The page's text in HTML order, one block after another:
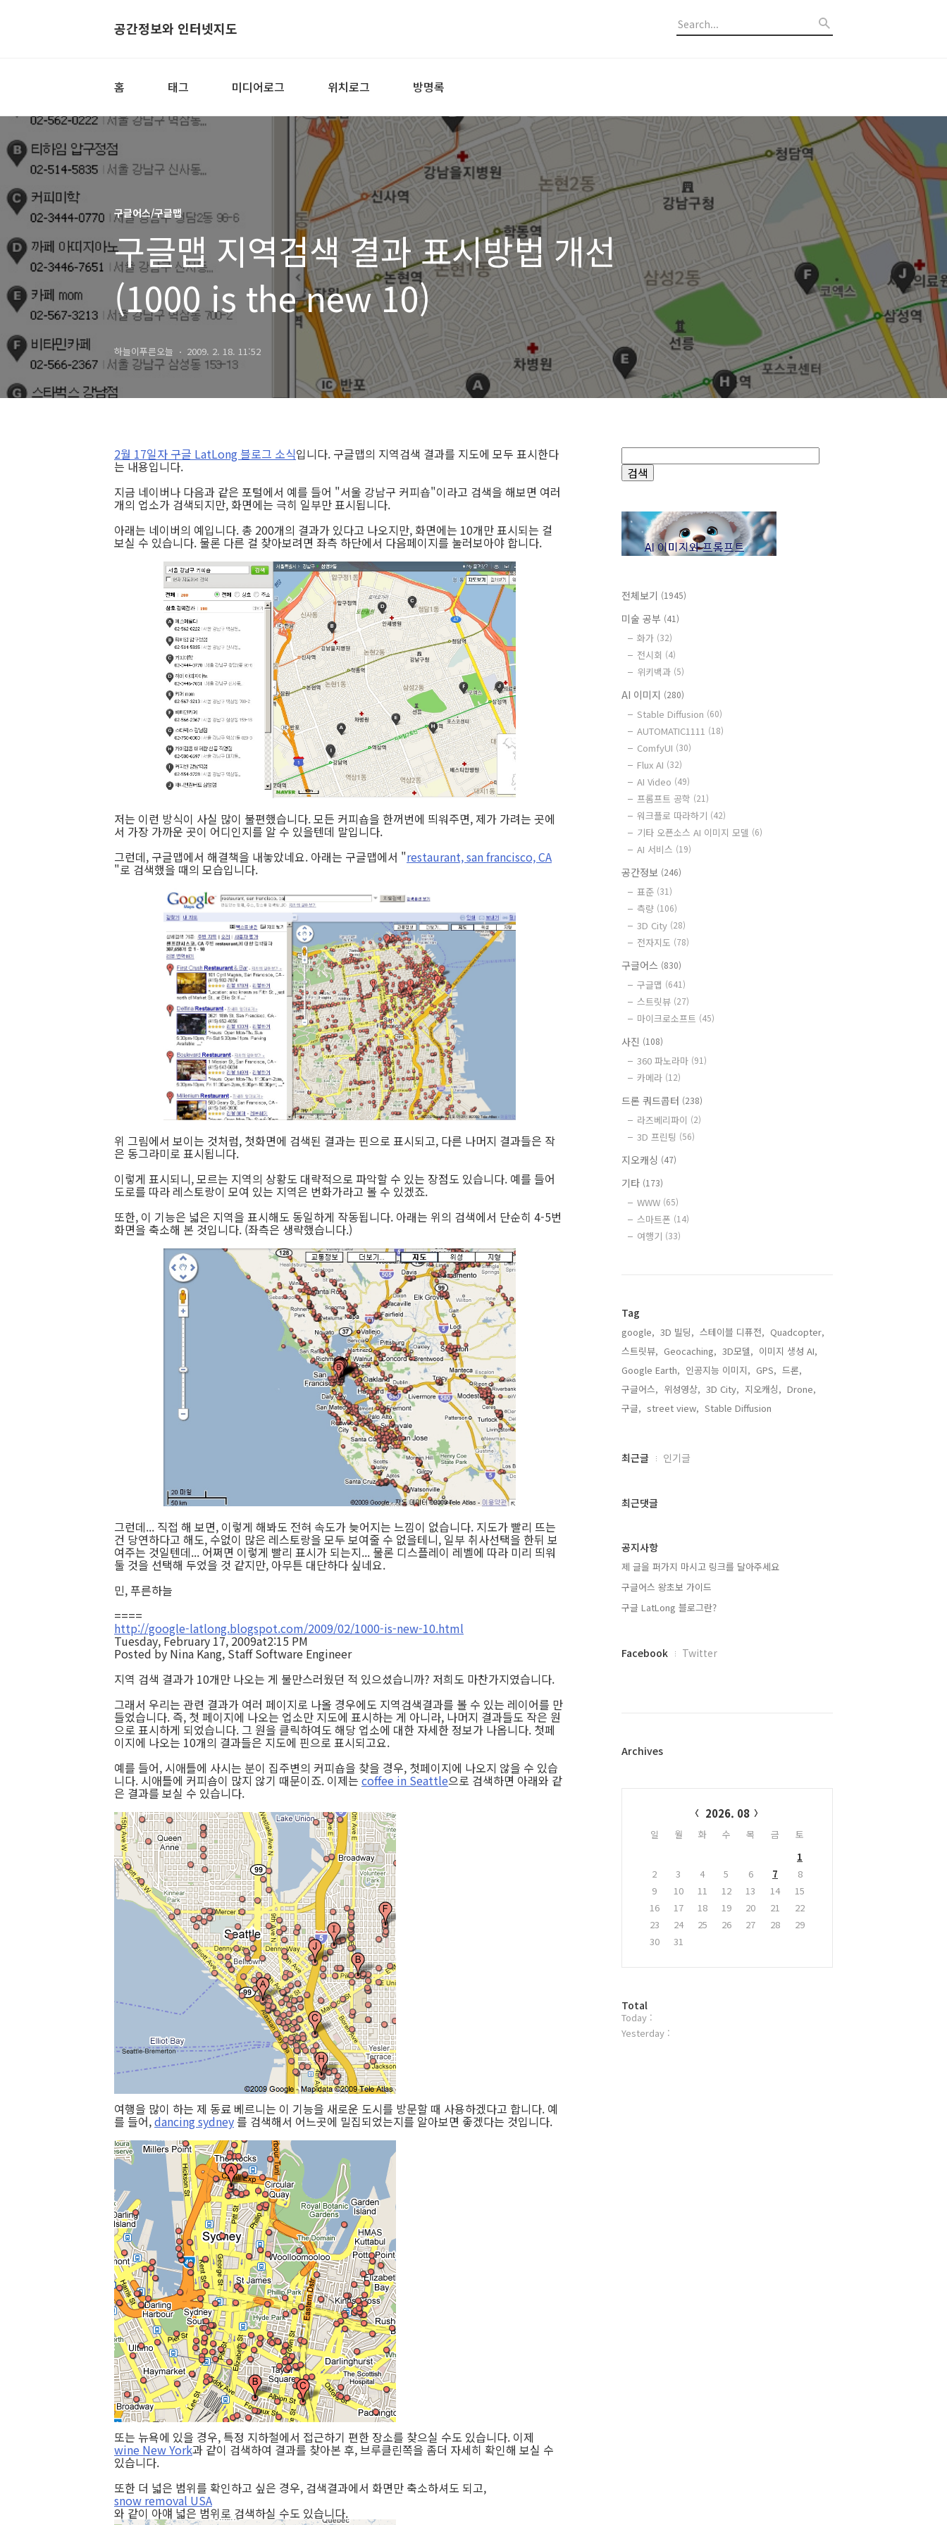
공간정보와 인터넷지도
홈 태그 미디어로그 위치로그 방명록
구글어스/구글맵
구글맵 지역검색 결과 표시방법 개선
(1000 is the new 10)
하늘이푸른오늘 2009. 2. 18. 11:52
2월 17일자 구글 LatLong 블로그 소식입니다. 구글맵의 지역검색 결과를 지도에 모두 표시한다
는 내용입니다.
지금 네이버나 다음과 같은 포털에서 예를 들어 "서울 강남구 커피숍"이라고 검색을 해보면 여러
개의 업소가 검색되지만, 화면에는 극히 일부만 표시됩니다.
아래는 네이버의 예입니다. 총 200개의 결과가 있다고 나오지만, 화면에는 10개만 표시되는 걸
보실 수 있습니다. 물론 다른 걸 찾아보려면 좌측 하단에서 다음페이지를 눌러보아야 합니다.
저는 이런 방식이 사실 많이 불편했습니다. 모든 커피숍을 한꺼번에 띄워주면, 제가 가려는 곳에
서 가장 가까운 곳이 어디인지를 알 수 있을텐데 말입니다.
그런데, 구글맵에서 해결책을 내놓았네요. 아래는 구글맵에서 "restaurant, san francisco, CA
"로 검색했을 때의 모습입니다.
위 그림에서 보이는 것처럼, 첫화면에 검색된 결과는 핀으로 표시되고, 다른 나머지 결과들은 작
은 동그라미로 표시됩니다.
이렇게 표시되니, 모르는 지역의 상황도 대략적으로 파악할 수 있는 장점도 있습니다. 예를 들어
도로를 따라 레스토랑이 모여 있는 지역은 번화가라고 볼 수 있겠죠.
또한, 이 기능은 넓은 지역을 표시해도 동일하게 작동됩니다. 아래는 위의 검색에서 단순히 4-5번
화면을 축소해 본 것입니다. (좌측은 생략했습니다.)
그런데... 직접 해 보면, 이렇게 해봐도 전혀 속도가 늦어지는 느낌이 없습니다. 지도가 빨리 뜨는
건 당연하다고 해도, 수없이 많은 레스토랑을 모두 보여줄 수 없을테니, 일부 취사선택을 한뒤 보
여주는 것일텐데... 어쩌면 이렇게 빨리 표시가 되는지... 물론 디스플레이 레벨에 따라 미리 띄워
둘 것을 선택해 두었을 것 같지만, 아무튼 대단하다 싶네요.
민, 푸른하늘
====
http://google-latlong.blogspot.com/2009/02/1000-is-new-10.html
Tuesday, February 17, 2009at2:15 PM
Posted by Nina Kang, Staff Software Engineer
지역 검색 결과가 10개만 나오는 게 불만스러웠던 적 있으셨습니까? 저희도 마찬가지였습니다.
그래서 우리는 관련 결과가 여러 페이지로 나올 경우에도 지역검색결과를 볼 수 있는 레이어를 만
들었습니다. 즉, 첫 페이지에 나오는 업소만 지도에 표시하는 게 아니라, 나머지 결과들도 작은 원
으로 표시하게 되었습니다. 그 원을 클릭하여도 해당 업소에 대한 자세한 정보가 나옵니다. 첫페
이지에 나오는 10개의 결과들은 지도에 핀으로 표시되고요.
예를 들어, 시애틀에 사시는 분이 집주변의 커피숍을 찾을 경우, 첫페이지에 나오지 않을 수 있습
니다. 시애틀에 커피숍이 많지 않기 때문이죠. 이제는 coffee in Seattle으로 검색하면 아래와 같
은 결과를 보실 수 있습니다.
여행을 많이 하는 제 동료 베르니는 이 기능을 새로운 도시를 방문할 때 사용하겠다고 합니다. 예
를 들어,dancing sydney를 검색해서 어느곳에 밀집되었는지를 알아보면 좋겠다는 것입니다.
또는 뉴욕에 있을 경우, 특정 지하철에서 접근하기 편한 장소를 찾으실 수도 있습니다. 이제
wine New York과 같이 검색하여 결과를 찾아본 후, 브루클린쪽을 좀더 자세히 확인해 보실 수
있습니다.
또한 더 넓은 범위를 확인하고 싶은 경우, 검색결과에서 화면만 축소하셔도 되고,
snow removal USA
와 같이 아얘 넓은 범위로 검색하실 수도 있습니다.
전체보기 (1945)
미술 공부 (41)
화가 (32)
전시회 (4)
위키백과 (5)
AI 이미지 (280)
Stable Diffusion (60)
AUTOMATIC1111 (18)
ComfyUI (30)
Flux AI (32)
AI Video (49)
프롬프트 공학 (21)
워크플로 따라하기 (42)
기타 오픈소스 AI 이미지 모델 (6)
AI 서비스 (19)
공간정보 (246)
표준 (31)
측량 (106)
3D City (28)
전자지도 (78)
구글어스 (830)
구글맵 (641)
스트릿뷰 (27)
마이크로소프트 (45)
사진 (108)
360 파노라마 (91)
카메라 (12)
드론 쿼드콥터 (238)
라즈베리파이 (2)
3D 프린팅 (56)
지오캐싱 (47)
기타 (173)
WWW (65)
스마트폰 (14)
여행기 (33)
Tag
google, 3D 빌딩, 스테이블 디퓨전, Quadcopter,
스트릿뷰, Geocaching, 3D모델, 이미지 생성 AI,
Google Earth, 인공지능 이미지, GPS, 드론,
구글어스, 위성영상, 3D City, 지오캐싱, Drone,
구글, street view, Stable Diffusion,
최
과
글
최근글 인기글
최근댓글
공지사항
제 글을 퍼가지 마시고 링크를 달아주세요
구글어스 왕초보 가이드
구글 LatLong 블로그란?
페
플
Facebook Twitter
Archives
2026. 08
일 월 화 수 목 금
토
1
2
3 4 5 6 7
8
9
10 11 12 13 14
15
16
17 18 19 20 21
22
23
24 25 26 27 28
29
30
31
방
문
자
Total
Today :
Yesterday :